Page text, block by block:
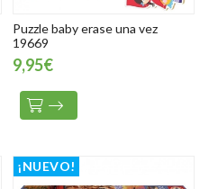
Puzzle baby erase una vez
19669
9,95€
¡NUEVO!